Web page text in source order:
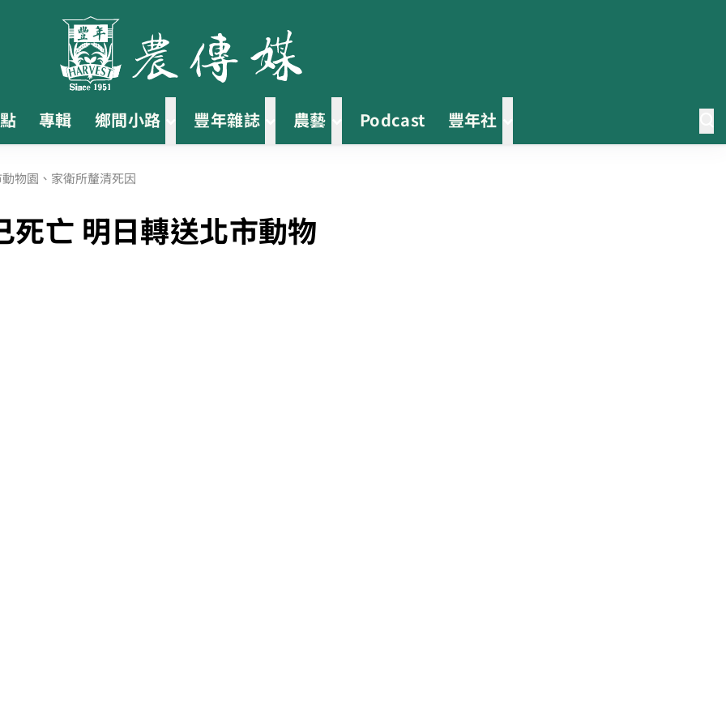
專輯 鄉間小路 豐年雜誌 農藝 Podcast 豐年社
物園、家衛所釐清死因
亡 明日轉送北市動物